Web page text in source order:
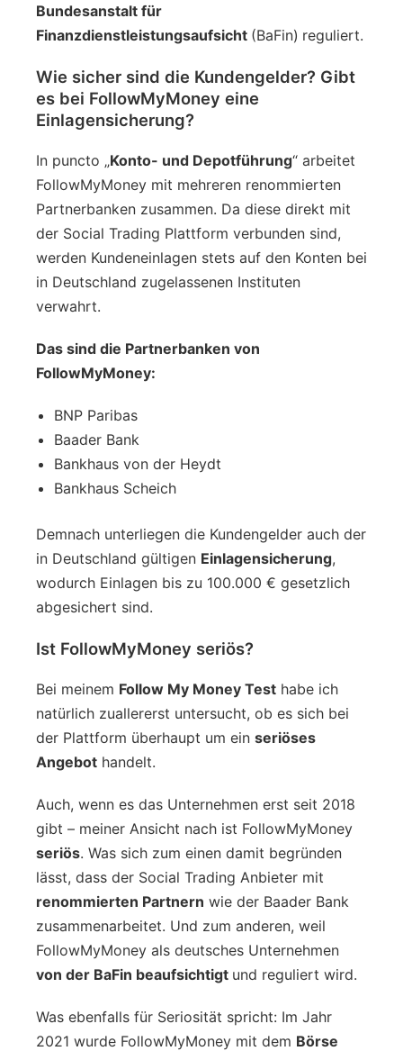
Bundesanstalt für
Finanzdienstleistungsaufsicht (BaFin) reguliert.
Wie sicher sind die Kundengelder? Gibt
es bei FollowMyMoney eine
Einlagensicherung?
In puncto „Konto- und Depotführung“ arbeitet
FollowMyMoney mit mehreren renommierten
Partnerbanken zusammen. Da diese direkt mit
der Social Trading Plattform verbunden sind,
werden Kundeneinlagen stets auf den Konten bei
in Deutschland zugelassenen Instituten
verwahrt.
Das sind die Partnerbanken von
FollowMyMoney:
BNP Paribas
Baader Bank
Bankhaus von der Heydt
Bankhaus Scheich
Demnach unterliegen die Kundengelder auch der
in Deutschland gültigen Einlagensicherung,
wodurch Einlagen bis zu 100.000 € gesetzlich
abgesichert sind.
Ist FollowMyMoney seriös?
Bei meinem Follow My Money Test habe ich
natürlich zuallererst untersucht, ob es sich bei
der Plattform überhaupt um ein seriöses
Angebot handelt.
Auch, wenn es das Unternehmen erst seit 2018
gibt – meiner Ansicht nach ist FollowMyMoney
seriös. Was sich zum einen damit begründen
lässt, dass der Social Trading Anbieter mit
renommierten Partnern wie der Baader Bank
zusammenarbeitet. Und zum anderen, weil
FollowMyMoney als deutsches Unternehmen
von der BaFin beaufsichtigt und reguliert wird.
Was ebenfalls für Seriosität spricht: Im Jahr
2021 wurde FollowMyMoney mit dem Börse